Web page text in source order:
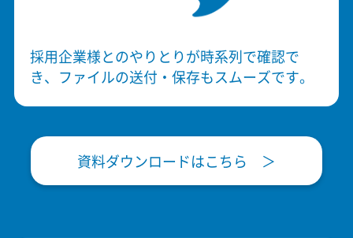
採用企業様とのやりとりが時系列で確認で
き、ファイルの送付・保存もスムーズです。
資料ダウンロードはこちら ＞